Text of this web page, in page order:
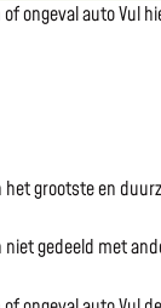
of ongeval autoVul
het grootste en
gedeeld met